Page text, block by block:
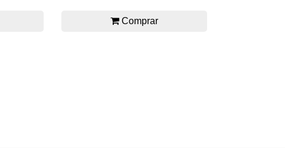
Comprar